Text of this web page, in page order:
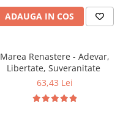
ADAUGA IN COS
Marea Renastere - Adevar,
Libertate, Suveranitate
63,43 Lei